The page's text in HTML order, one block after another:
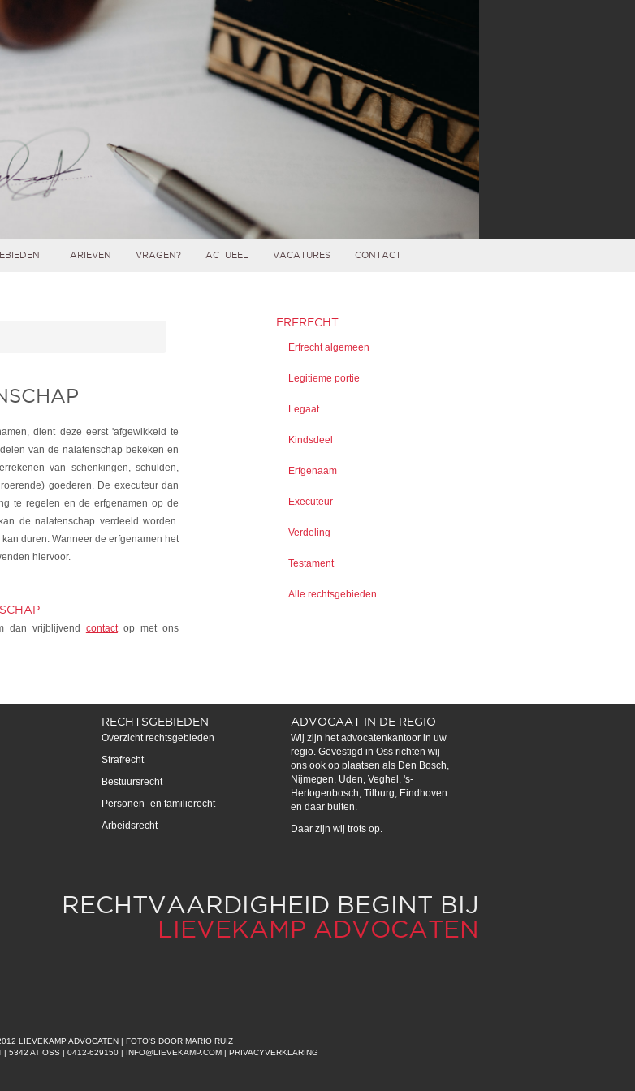
TARIEVEN VRAGEN? ACTUEEL VACATURES CONTACT
dient deze eerst 'afgewikkeld te
van de nalatenschap bekeken en
van schenkingen, schulden,
goederen. De executeur dan
te regelen en de erfgenamen op de
de nalatenschap verdeeld worden.
duren. Wanneer de erfgenamen het
hiervoor.
dan vrijblijvend contactop met ons
ERFRECHT
Erfrecht algemeen
Legitieme portie
Legaat
Kindsdeel
Erfgenaam
Executeur
Verdeling
Testament
Alle rechtsgebieden
RECHTSGEBIEDEN
Overzicht rechtsgebieden
Strafrecht
Bestuursrecht
Personen- en familierecht
Arbeidsrecht
ADVOCAAT IN DE REGIO
Wij zijn het advocatenkantoor in uw
regio. Gevestigd in Oss richten wij
ons ook op plaatsen als Den Bosch,
Nijmegen, Uden, Veghel, 's-
Hertogenbosch, Tilburg, Eindhoven
en daar buiten.
Daar zijn wij trots op.
RECHTVAARDIGHEID BEGINT BIJ
LIEVEKAMP ADVOCATEN
LIEVEKAMP ADVOCATEN | FOTO'S DOOR MARIO RUIZ
| 5342 AT OSS | 0412-629150 | INFO@LIEVEKAMP.COM| PRIVACYVERKLARING